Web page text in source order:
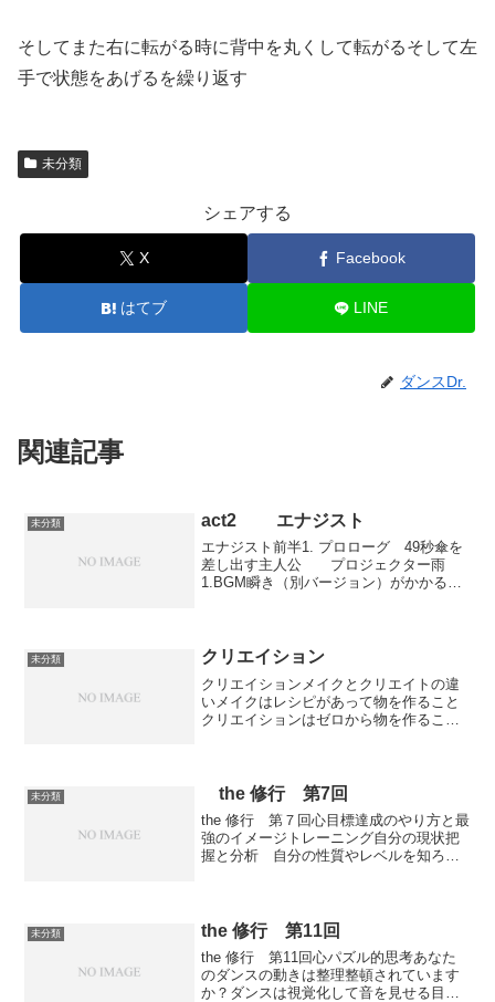
そしてまた右に転がる時に背中を丸くして転がるそして左
手で状態をあげるを繰り返す
未分類
シェアする
X Facebook
はてブ LINE
ダンスDr.
関連記事
未分類 act2 エナジスト
エナジスト前半1. プロローグ 49秒傘を
差し出す主人公 プロジェクター雨
1.BGM瞬き（別バージョン）がかかる雨
ス プロジ...
未分類 クリエイション
クリエイションメイクとクリエイトの違
いメイクはレシピがあって物を作ること
クリエイションはゼロから物を作ること
グメニュー チーム...
未分類 the 修行 第7回
the 修行 第７回心目標達成のやり方と最
強のイメージトレーニング自分の現状把
握と分析 自分の性質やレベルを知ろう
は？イメージをして...
未分類 the 修行 第11回
the 修行 第11回心パズル的思考あなた
のダンスの動きは整理整頓されています
か？ダンスは視覚化して音を見せる目に